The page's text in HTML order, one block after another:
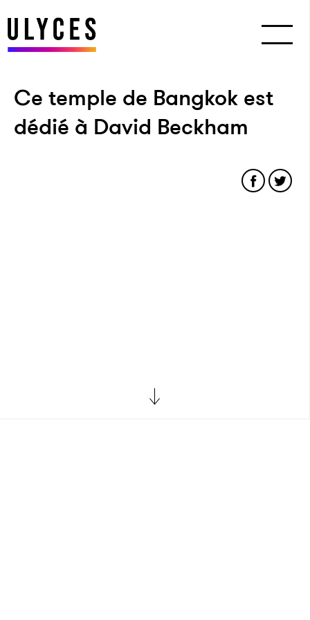
Ce temple de Bangkok est
dédié à David Beckham